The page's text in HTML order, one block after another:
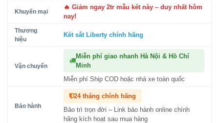
Khuyến mại
🔥 Giảm ngay 2tr mẫu két này – duy nhất hôm
nay!
Thương
hiệu
Két sắt Liberty chính hãng
Vận chuyển
Miễn phí giao nhanh Hà Nội & Hồ Chí
Minh
Miễn phí Ship COD hoặc nhà xe toàn quốc
Bảo hành
24 tháng chính hãng
Bảo trì trọn đời – Link bảo hành online chính
hãng kích hoạt sau mua hàng